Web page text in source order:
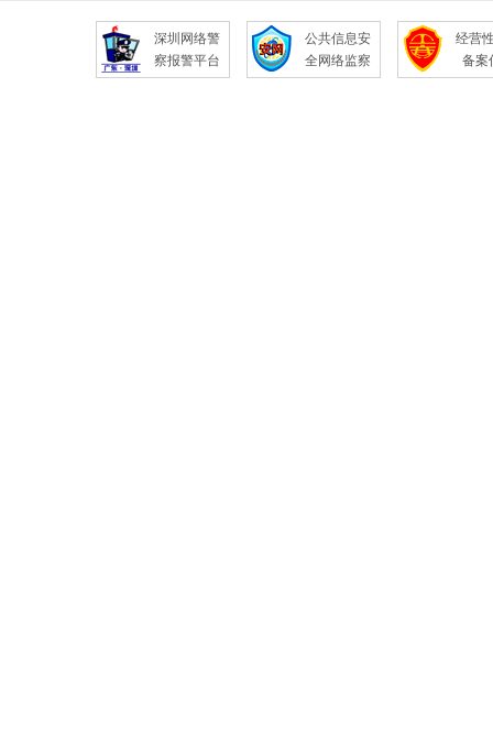
深圳网络警
察报警平台
公共信息安
全网络监察
经营
备案